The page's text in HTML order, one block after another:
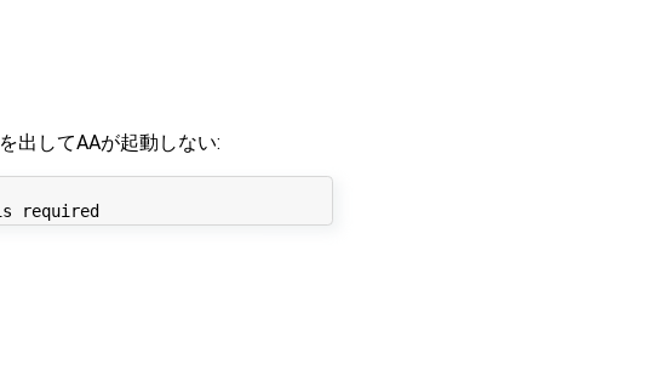
出してAAが起動しない:
java.sql.SQLNonTransientConnectionException: CLIENT_PLUGIN_AUTH is required